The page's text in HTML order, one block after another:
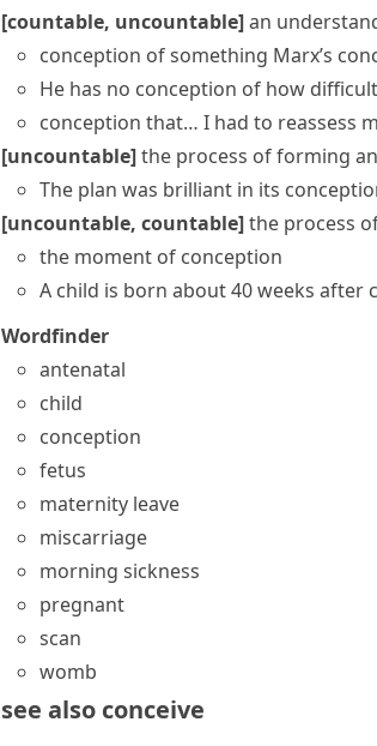
[countable, uncountable]an
conception of something Marx’s
He has no conception of how
conception that… I had to reassess
[uncountable]the process of forming
The plan was brilliant in its
[uncountable, countable]the process
the moment of conception
A child is born about 40 weeks after
Wordfinder
antenatal
child
conception
fetus
maternity leave
miscarriage
morning sickness
pregnant
scan
womb
see also conceive